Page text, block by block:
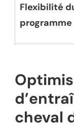
Flexibilité
programme
cheval